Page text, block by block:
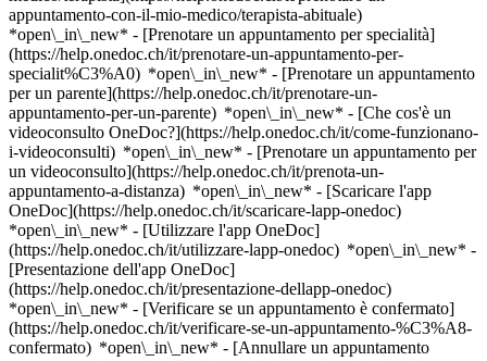
appuntamento-con-il-mio-medico/terapista-abituale)
*open\_in\_new* - [Prenotare un appuntamento per specialità]
(https://help.onedoc.ch/it/prenotare-un-appuntamento-per-
specialit%C3%A0) *open\_in\_new* - [Prenotare un appuntamento
per un parente](https://help.onedoc.ch/it/prenotare-un-
appuntamento-per-un-parente) *open\_in\_new* - [Che cos'è un
videoconsulto OneDoc?](https://help.onedoc.ch/it/come-funzionano-
i-videoconsulti) *open\_in\_new* - [Prenotare un appuntamento per
un videoconsulto](https://help.onedoc.ch/it/prenota-un-
appuntamento-a-distanza) *open\_in\_new* - [Scaricare l'app
OneDoc](https://help.onedoc.ch/it/scaricare-lapp-onedoc)
*open\_in\_new* - [Utilizzare l'app OneDoc]
(https://help.onedoc.ch/it/utilizzare-lapp-onedoc) *open\_in\_new* -
[Presentazione dell'app OneDoc]
(https://help.onedoc.ch/it/presentazione-dellapp-onedoc)
*open\_in\_new* - [Verificare se un appuntamento è confermato](https://help.onedoc.ch/it/verificare-se-un-appuntamento-%C3%A8-confermato) *open\_in\_new* - [Annullare un appuntamento prenotato online su OneDoc](https://help.onedoc.ch/it/annullare-un-appuntamento-prenotato-online-su-onedoc) *open\_in\_new* - [Non ho ricevuto la conferma dell'appuntamento](https://help.onedoc.ch/it/non-ho-ricevuto-la-conferma-dellappuntamento) *open\_in\_new* [Vedi tutti i nostri articoli *open\_in\_new*](https://help.onedoc.ch/it/) close ## Modifica la ricerca ![Casa con segno più che indica che la consultazione può essere effettuata in sede](https://www.onedoc.ch/assets/images/icons/on-site.svg) In loco ![Fotocamera con simbolo play che indica che la consultazione può essere effettuata a distanza in video](https://www.onedoc.ch/assets/images/icons/remote.svg) A distanza Cerca #### Specialità #### Professionisti #### Istituti edit Misurazione della pressione sanguigna (arteriosa) a San Maurizio tune Filtra per Nuovo paziente*keyboard\_arrow\_down* - Accettato*check\_circle* Lingua parlata*keyboard\_arrow\_down* - Francese*check\_circle* - Inglese*check\_circle* - Italiano*check\_circle* - Romancio*check\_circle* - Spagnolo*check\_circle* - Tedesco*check\_circle* Sesso*keyboard\_arrow\_down* - Donna*check\_circle* - Uomo*check\_circle* Disponibilità*keyboard\_arrow\_down* - Disponibile oggi*check\_circle* - Entro i prossimi 3 giorni*check\_circle* - Entro i prossimi 7 giorni*check\_circle* - Entro i prossimi 14 giorni*check\_circle* # __Misurazione della pressione sanguigna (arteriosa)__ a __San Maurizio__: prenota il tuo appuntamento online oggi ## 4 risultati a San Maurizio [![Notfall Polyclinic, specialista in medicina interna generale a San Maurizio](https://assets.onedoc.ch/images/users/380caa44bdbaf1d271b62c13075b3319d67c5f153c2713f17a9078ac733ef530-small.png "Notfall Polyclinic, specialista in medicina interna generale a San Maurizio")](https://www.onedoc.ch/it/specialista-in-medicina-interna-generale/san-maurizio/pc0px/notfall-polyclinic) ### [Notfall Polyclinic](https://www.onedoc.ch/it/specialista-in-medicina-interna-generale/san-maurizio/pc0px/notfall-polyclinic) ![Badge che indica un profilo verificato](https://www.onedoc.ch/assets/images/icons/checkmark.svg) [Specialista in medicina interna generale](https://www.onedoc.ch/it/specialista-in-medicina-interna-generale/san-maurizio) [PolyClinic St. Moritz](https://www.onedoc.ch/it/centro-medico/san-maurizio/ebd5l/polyclinic-st-moritz) Plazza Paracelsus 2 7500 San Maurizio ![Icona paziente con segno più che indica che il professionista accetta nuovi pazienti](https://www.onedoc.ch/assets/images/icons/new-patients.svg)Accetta nuovi pazienti [Prenota un appuntamento](https://www.onedoc.ch/it/specialista-in-medicina-interna-generale/san-maurizio/pc0px/notfall-polyclinic) Competenze: Misurazione della pressione sanguigna (arteriosa), [Urgenza medicina generica](https://www.onedoc.ch/it/urgenza-medicina-generica/san-maurizio), [Cura delle ferite](https://www.onedoc.ch/it/cura-delle-ferite/san-maurizio), [Consigli per la vaccinazione](https://www.onedoc.ch/it/consigli-per-la-vaccinazione/san-maurizio), [Infezione delle vie urinarie | Cistite (IVU)](https://www.onedoc.ch/it/infezione-delle-vie-urinarie-cistite-ivu/san-maurizio), [Mal di gola | Tonsillite](https://www.onedoc.ch/it/mal-di-gola-tonsillite/san-maurizio), [Terapia infusionale | IV therapy](https://www.onedoc.ch/it/terapia-infusionale-iv-therapy/san-maurizio), [Allergia | AllergoTest | Controllo allergie](https://www.onedoc.ch/it/allergia-allergotest-controllo-allergie/san-maurizio), [Febbre | Influenza | Sintomi influenzali | Raffreddore](https://www.onedoc.ch/it/febbre-influenza-sintomi-influenzali-raffreddore/san-maurizio)Vedi di più *chevron\_left* mer 05 ago *chevron\_right* Vedi più appuntamenti *error\_outline* Si è verificato un errore durante il caricamento della disponibilità [Riprova](https://www.onedoc.ch) Competenze: Misurazione della pressione sanguigna (arteriosa), [Urgenza medicina generica](https://www.onedoc.ch/it/urgenza-medicina-generica/san-maurizio), [Cura delle ferite](https://www.onedoc.ch/it/cura-delle-ferite/san-maurizio), [Consigli per la vaccinazione](https://www.onedoc.ch/it/consigli-per-la-vaccinazione/san-maurizio), [Infezione delle vie urinarie | Cistite (IVU)](https://www.onedoc.ch/it/infezione-delle-vie-urinarie-cistite-ivu/san-maurizio), [Mal di gola | Tonsillite](https://www.onedoc.ch/it/mal-di-gola-tonsillite/san-maurizio), [Terapia infusionale | IV therapy](https://www.onedoc.ch/it/terapia-infusionale-iv-therapy/san-maurizio), [Allergia | AllergoTest | Controllo allergie](https://www.onedoc.ch/it/allergia-allergotest-controllo-allergie/san-maurizio), [Febbre | Influenza | Sintomi influenzali | Raffreddore](https://www.onedoc.ch/it/febbre-influenza-sintomi-influenzali-raffreddore/san-maurizio)Vedi di più [![Dr. med. Markus Robustelli, specialista in medicina interna generale a San Maurizio](https://assets.onedoc.ch/images/users/bb15192bea4f092fb53b963b6cf411939ab4f962f41511b5ac8b49bf6dcbe2a6-small.jpg "Dr. med. Markus Robustelli, specialista in medicina interna generale a San Maurizio")](https://www.onedoc.ch/it/specialista-in-medicina-interna-generale/san-maurizio/pc0ou/dr-med-markus-robustelli) ### [Dr. med. Markus Robustelli](https://www.onedoc.ch/it/specialista-in-medicina-interna-generale/san-maurizio/pc0ou/dr-med-markus-robustelli) ![Badge che indica un profilo verificato](https://www.onedoc.ch/assets/images/icons/checkmark.svg) [Specialista in medicina interna generale](https://www.onedoc.ch/it/specialista-in-medicina-interna-generale/san-maurizio) [PolyClinic St. Moritz](https://www.onedoc.ch/it/centro-medico/san-maurizio/ebd5l/polyclinic-st-moritz) Plazza Paracelsus 2 7500 San Maurizio ![Icona paziente con segno più che indica che il professionista accetta nuovi pazienti](https://www.onedoc.ch/assets/images/icons/new-patients.svg)Accetta nuovi pazienti [Prenota un appuntamento](https://www.onedoc.ch/it/specialista-in-medicina-interna-generale/san-maurizio/pc0ou/dr-med-markus-robustelli) Competenze: Misurazione della pressione sanguigna (arteriosa), [Controllo annuale](https://www.onedoc.ch/it/controllo-annuale/san-maurizio), [Ecografia addominale](https://www.onedoc.ch/it/ecografia-addominale/san-maurizio), [Consigli di viaggio](https://www.onedoc.ch/it/consigli-di-viaggio/san-maurizio), [Urgenza medicina generica](https://www.onedoc.ch/it/urgenza-medicina-generica/san-maurizio), [Controllo del libretto di vaccinazione](https://www.onedoc.ch/it/controllo-del-libretto-di-vaccinazione/san-maurizio), [Infezione delle vie urinarie | Cistite (IVU)](https://www.onedoc.ch/it/infezione-delle-vie-urinarie-cistite-ivu/san-maurizio), [Cura delle ferite](https://www.onedoc.ch/it/cura-delle-ferite/san-maurizio), [Test della vitamina D](https://www.onedoc.ch/it/test-della-vitamina-d/san-maurizio)Vedi di più *chevron\_left* mer 05 ago *chevron\_right* Vedi più appuntamenti *error\_outline* Si è verificato un errore durante il caricamento della disponibilità [Riprova](https://www.onedoc.ch) Competenze: Misurazione della pressione sanguigna (arteriosa), [Controllo annuale](https://www.onedoc.ch/it/controllo-annuale/san-maurizio), [Ecografia addominale](https://www.onedoc.ch/it/ecografia-addominale/san-maurizio), [Consigli di viaggio](https://www.onedoc.ch/it/consigli-di-viaggio/san-maurizio), [Urgenza medicina generica](https://www.onedoc.ch/it/urgenza-medicina-generica/san-maurizio), [Controllo del libretto di vaccinazione](https://www.onedoc.ch/it/controllo-del-libretto-di-vaccinazione/san-maurizio), [Infezione delle vie urinarie | Cistite (IVU)](https://www.onedoc.ch/it/infezione-delle-vie-urinarie-cistite-ivu/san-maurizio), [Cura delle ferite](https://www.onedoc.ch/it/cura-delle-ferite/san-maurizio), [Test della vitamina D](https://www.onedoc.ch/it/test-della-vitamina-d/san-maurizio)Vedi di più [![Dr.ssa med. Yvonne Hollenstein, specialista in medicina interna generale a San Maurizio](https://assets.onedoc.ch/images/users/4ab896b8616b2f6d6cb2eaf44e9d2de8a2f7312a2f112e778e7cd1f8d41b427d-small.jpg "Dr.ssa med. Yvonne Hollenstein, specialista in medicina interna generale a San Maurizio")](https://www.onedoc.ch/it/specialista-in-medicina-interna-generale/san-maurizio/pc3bl/dr-med-yvonne-hollenstein) ### [Dr.ssa med. Yvonne Hollenstein](https://www.onedoc.ch/it/specialista-in-medicina-interna-generale/san-maurizio/pc3bl/dr-med-yvonne-hollenstein) ![Badge che indica un profilo verificato](https://www.onedoc.ch/assets/images/icons/checkmark.svg) [Specialista in medicina interna generale](https://www.onedoc.ch/it/specialista-in-medicina-interna-generale/san-maurizio) [PolyClinic St. Moritz](https://www.onedoc.ch/it/centro-medico/san-maurizio/ebd5l/polyclinic-st-moritz) Plazza Paracelsus 2 7500 San Maurizio ![Icona paziente con segno più che indica che il professionista accetta nuovi pazienti](https://www.onedoc.ch/assets/images/icons/new-patients.svg)Accetta nuovi pazienti [Prenota un appuntamento](https://www.onedoc.ch/it/specialista-in-medicina-interna-generale/san-maurizio/pc3bl/dr-med-yvonne-hollenstein) Competenze: Misurazione della pressione sanguigna (arteriosa), [Controllo annuale](https://www.onedoc.ch/it/controllo-annuale/san-maurizio), [Controllo del libretto di vaccinazione](https://www.onedoc.ch/it/controllo-del-libretto-di-vaccinazione/san-maurizio), [Urgenza medicina generica](https://www.onedoc.ch/it/urgenza-medicina-generica/san-maurizio), [Cura delle ferite](https://www.onedoc.ch/it/cura-delle-ferite/san-maurizio), [Infezione delle vie urinarie | Cistite (IVU)](https://www.onedoc.ch/it/infezione-delle-vie-urinarie-cistite-ivu/san-maurizio), [Disturbi del sonno](https://www.onedoc.ch/it/disturbi-del-sonno/san-maurizio), [Test della vitamina D](https://www.onedoc.ch/it/test-della-vitamina-d/san-maurizio), [Misuraz